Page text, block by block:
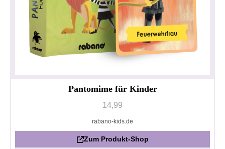
Pantomime für Kinder
14,99
rabano-kids.de
Zum Produkt-Shop
Datenschutzerklärung